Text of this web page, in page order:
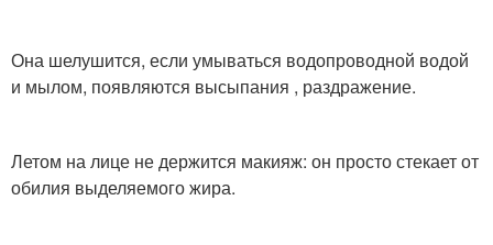
Она шелушится, если умываться водопроводной водой
и мылом, появляются высыпания , раздражение.
Летом на лице не держится макияж: он просто стекает от
обилия выделяемого жира.